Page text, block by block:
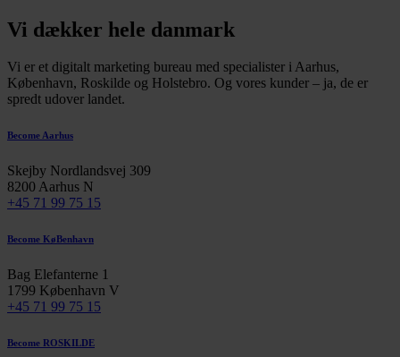
Vi dækker hele danmark
Vi er et digitalt marketing bureau med specialister i Aarhus,
København, Roskilde og Holstebro. Og vores kunder – ja, de er
spredt udover landet.
Become Aarhus
Skejby Nordlandsvej 309
8200 Aarhus N
+45 71 99 75 15
Become KøBenhavn
Bag Elefanterne 1
1799 København V
+45 71 99 75 15
Become ROSKILDE